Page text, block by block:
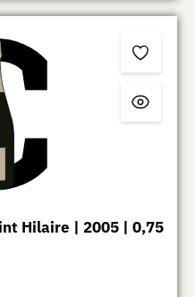
Hilaire | 2005 | 0,75